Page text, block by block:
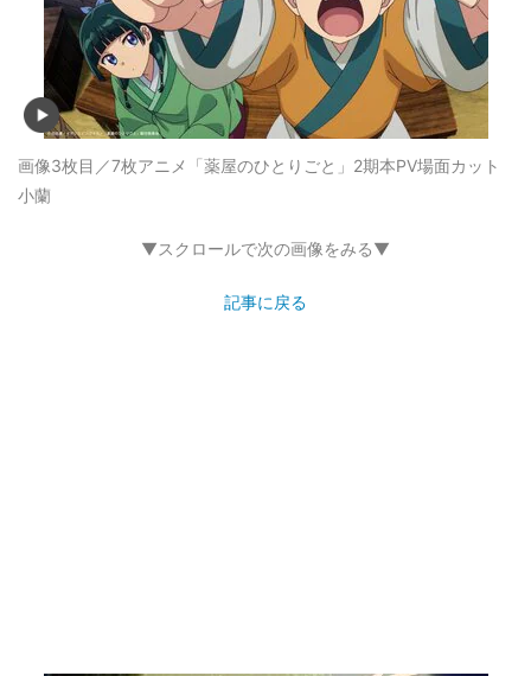
画像3枚目／7枚アニメ「薬屋のひとりごと」2期本PV場面カット
小蘭
▼スクロールで次の画像をみる▼
記事に戻る